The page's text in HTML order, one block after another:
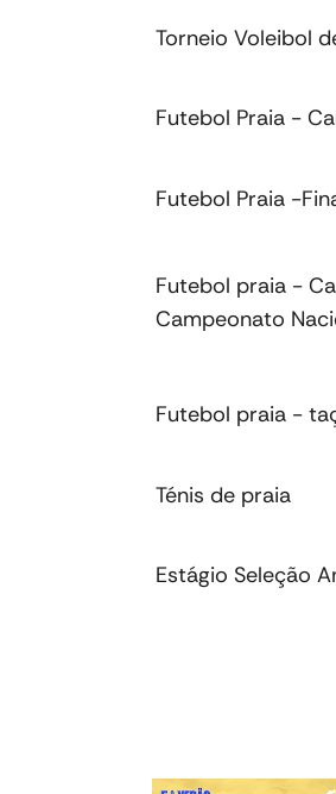
Torneio Voleibol
Futebol Praia -
Futebol Praia -
Futebol praia -
Campeonato
Futebol praia -
Ténis de praia
Estágio Seleção